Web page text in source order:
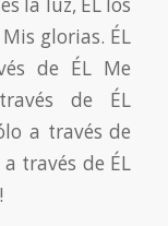
la luz, ÉL los
glorias. ÉL
de ÉL Me
de ÉL
a través de
través de ÉL